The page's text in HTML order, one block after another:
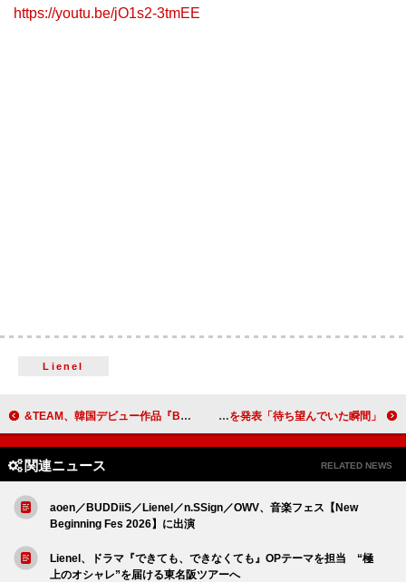
https://youtu.be/jO1s2-3tmEE
Lienel
&TEAM、韓国デビュー作品『Back to Life』トラックリストを公開 ボン・ジョヴィ、ジョンの声帯手術を乗り越えてツアー復帰を発表「待ち望んでいた瞬間」
関連ニュース RELATED NEWS
aoen／BUDDiiS／Lienel／n.SSign／OWV、音楽フェス【New
Beginning Fes 2026】に出演
Lienel、ドラマ『できても、できなくても』OPテーマを担当 “極
上のオシャレ”を届ける東名阪ツアーへ